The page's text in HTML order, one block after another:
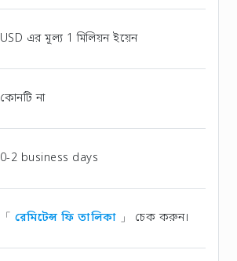
USD এর মূল্য 1 মিলিয়ন ইয়েন
কোনটি না
0-2 business days
「 রেমিটেন্স ফি তালিকা 」 চেক করুন।